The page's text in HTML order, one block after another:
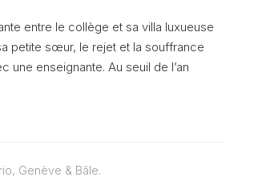
entre le collège et sa villa luxueuse
petite sœur, le rejet et la souffrance
enseignante. Au seuil de l’an
Genève & Bâle.